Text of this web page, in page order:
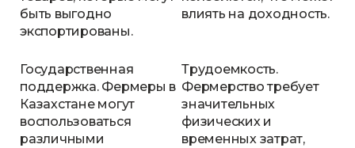
быть выгодно
экспортированы.
влиять на доходность.
Государственная
поддержка. Фермеры в
Казахстане могут
воспользоваться
различными
Трудоемкость.
Фермерство требует
значительных
физических и
временных затрат,